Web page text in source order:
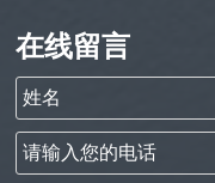
在线留言